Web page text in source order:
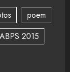
poem
2015